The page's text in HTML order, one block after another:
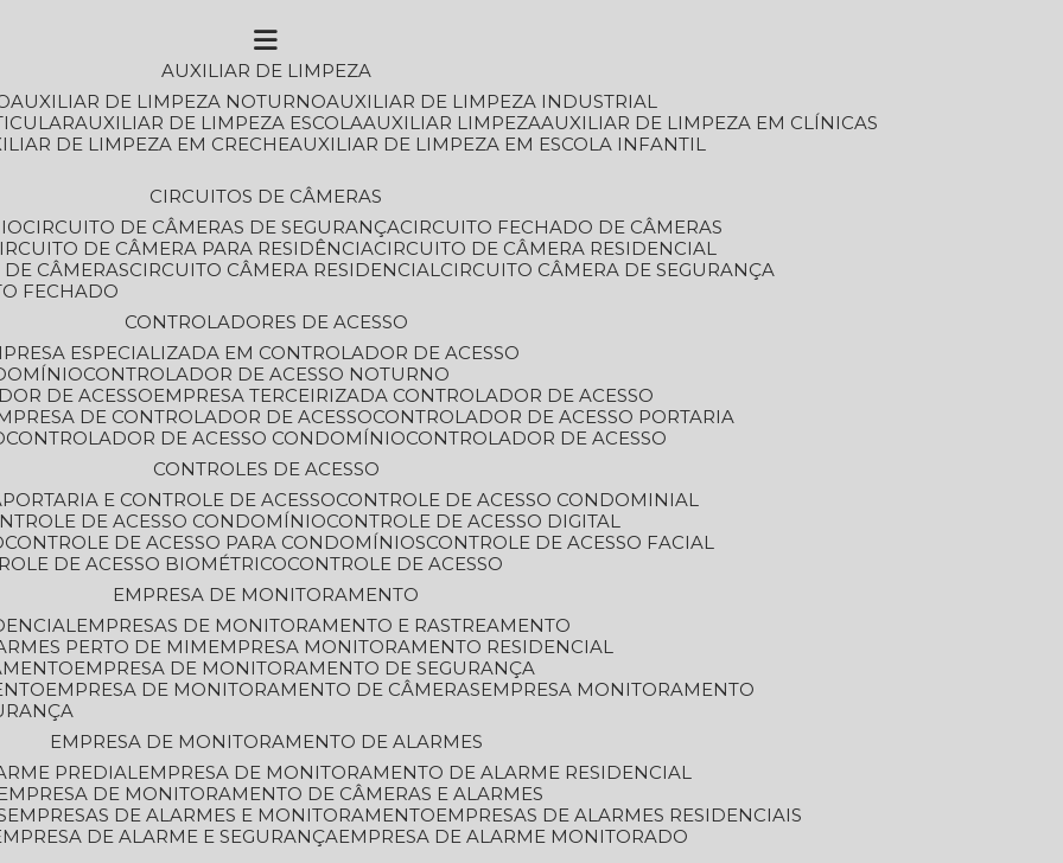
AUXILIAR DE LIMPEZA
AUXILIAR DE LIMPEZA NOTURNO
AUXILIAR DE LIMPEZA INDUSTRIAL
AUXILIAR DE LIMPEZA ESCOLA AUXILIAR LIMPEZA
AUXILIAR DE LIMPEZA EM CLÍNICAS
DE LIMPEZA EM CRECHE
AUXILIAR DE LIMPEZA EM ESCOLA INFANTIL
CIRCUITOS DE CÂMERAS
CIRCUITO DE CÂMERAS DE SEGURANÇA
CIRCUITO FECHADO DE CÂMERAS
CIRCUITO DE CÂMERA PARA RESIDÊNCIA
CIRCUITO DE CÂMERA RESIDENCIAL
DE CÂMERAS
CIRCUITO CÂMERA RESIDENCIAL
CIRCUITO CÂMERA DE SEGURANÇA
FECHADO
CONTROLADORES DE ACESSO
ESPECIALIZADA EM CONTROLADOR DE ACESSO
CONTROLADOR DE ACESSO NOTURNO
DE ACESSO
EMPRESA TERCEIRIZADA CONTROLADOR DE ACESSO
DE CONTROLADOR DE ACESSO
CONTROLADOR DE ACESSO PORTARIA
CONTROLADOR DE ACESSO CONDOMÍNIO
CONTROLADOR DE ACESSO
CONTROLES DE ACESSO
PORTARIA E CONTROLE DE ACESSO
CONTROLE DE ACESSO CONDOMINIAL
DE ACESSO CONDOMÍNIO
CONTROLE DE ACESSO DIGITAL
CONTROLE DE ACESSO PARA CONDOMÍNIOS
CONTROLE DE ACESSO FACIAL
DE ACESSO BIOMÉTRICO
CONTROLE DE ACESSO
EMPRESA DE MONITORAMENTO
EMPRESAS DE MONITORAMENTO E RASTREAMENTO
PERTO DE MIM
EMPRESA MONITORAMENTO RESIDENCIAL
EMPRESA DE MONITORAMENTO DE SEGURANÇA
EMPRESA DE MONITORAMENTO DE CÂMERAS
EMPRESA MONITORAMENTO
EMPRESA DE MONITORAMENTO DE ALARMES
PREDIAL
EMPRESA DE MONITORAMENTO DE ALARME RESIDENCIAL
EMPRESA DE MONITORAMENTO DE CÂMERAS E ALARMES
EMPRESAS DE ALARMES E MONITORAMENTO
EMPRESAS DE ALARMES RESIDENCIAIS
EMPRESA DE ALARME E SEGURANÇA
EMPRESA DE ALARME MONITORADO